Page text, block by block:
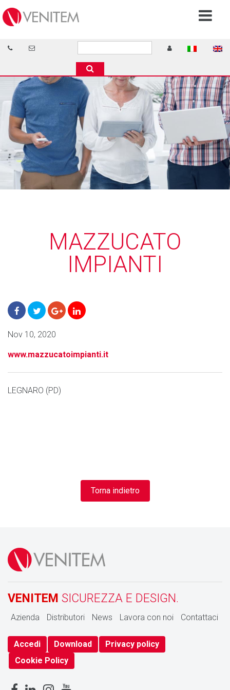
MAZZUCATO
IMPIANTI
Nov 10, 2020
www.mazzucatoimpianti.it
LEGNARO (PD)
Torna indietro
VENITEM SICUREZZA E DESIGN.
Azienda Distributori News Lavora con noi Contattaci
Accedi Download
Privacy policy
Cookie Policy